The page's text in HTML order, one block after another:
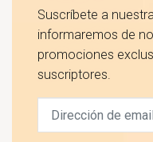
Suscríbete a
informaremos de
promociones
suscriptores.